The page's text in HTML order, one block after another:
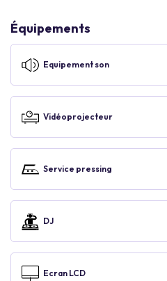
Équipements
Equipement son
Vidéoprojecteur
Service pressing
DJ
Ecran LCD